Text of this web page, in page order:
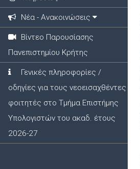
Νέα - Ανακοινώσεις
Βίντεο Παρουσίασης
Πανεπιστημίου Κρήτης
Γενικές πληροφορίες /
οδηγίες για τους νεοεισαχθέντες
φοιτητές στο Τμήμα Επιστήμης
Υπολογιστών του ακαδ. έτους
2026-27